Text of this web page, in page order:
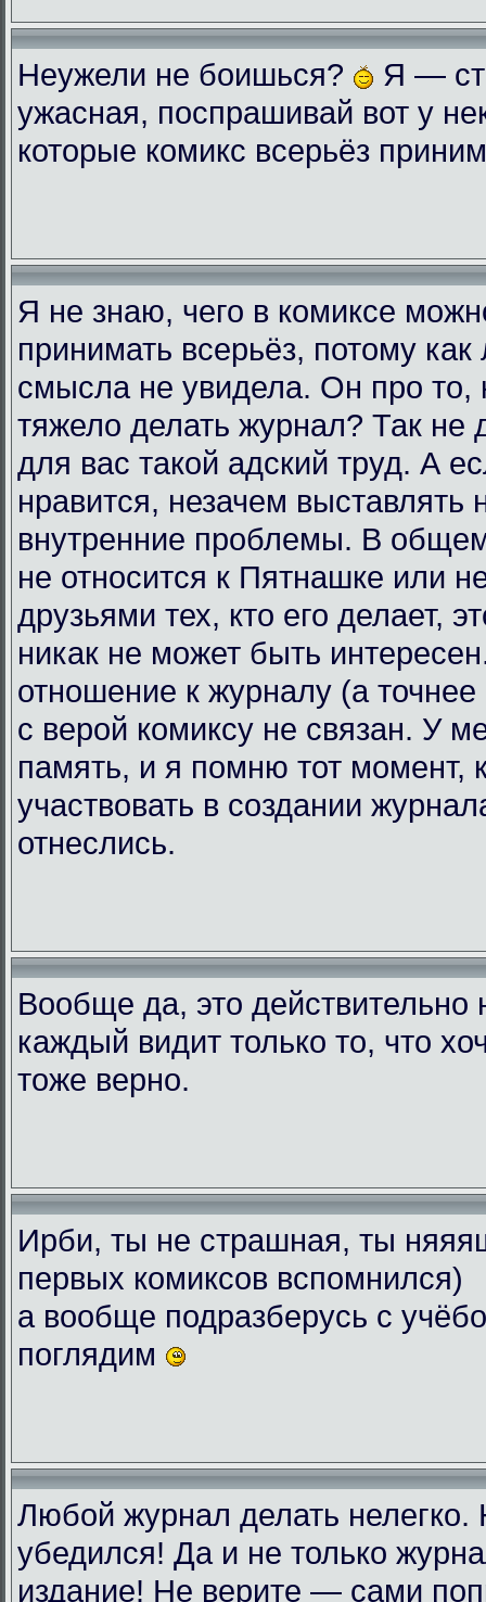
Неужели не боишься?
Я —
ужасная, поспрашивай вот у
которые комикс всерьёз
Я не знаю, чего в комиксе
принимать всерьёз, потому
смысла не увидела. Он про то,
тяжело делать журнал? Так не
для вас такой адский труд. А
нравится, незачем выставлять
внутренние проблемы. В
не относится к Пятнашке или
друзьями тех, кто его делает,
никак не может быть
отношение к журналу (а точнее
с верой комиксу не связан. У
память, и я помню тот момент,
участвовать в создании
отнеслись.
Вообще да, это действительно
каждый видит только то, что
тоже верно.
Ирби, ты не страшная, ты
первых комиксов вспомнился)
а вообще подразберусь с
поглядим
Любой журнал делать
убедился! Да и не только
издание! Не верите — сами